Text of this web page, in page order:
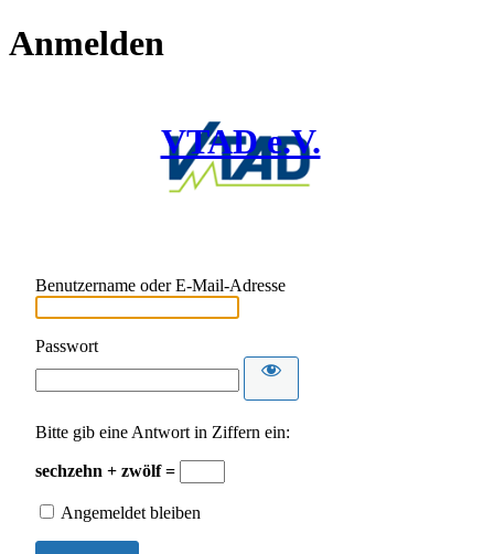
Anmelden
VTAD e.V.
Benutzername oder E-Mail-Adresse
Passwort
Bitte gib eine Antwort in Ziffern ein:
sechzehn + zwölf =
Angemeldet bleiben